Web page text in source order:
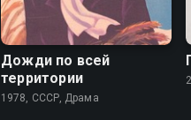
Дожди по всей
территории
1978, СССР, Драма